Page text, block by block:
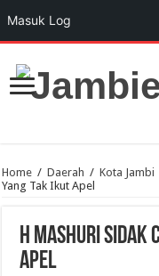
Home / Daerah / Kota Jambi
Yang Tak Ikut Apel
H Mashuri Sidak
Apel
Masuk Log